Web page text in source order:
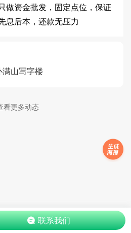
做资金批发，固定点位，保证
息后本，还款无压力
山写字楼
看更多动态
联系我们